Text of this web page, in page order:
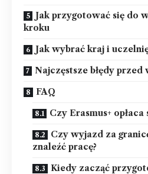
Jak przygotować się do
kroku
Jak wybrać kraj i
Najczęstsze błędy przed
FAQ
Czy Erasmus+ opłaca
Czy wyjazd za
znaleźć pracę?
Kiedy zacząć